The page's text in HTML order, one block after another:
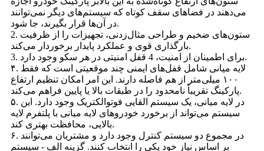
می‌دهند در فضاهای سقف کوتاه که سیستم‌های دیگر نمی‌توانند
در آن‌ها قرار بگیرند، جا شود.
2. ستون‌های ضخیم و طراحی مثال‌زدنی، تجهیزات را از ظرفیت
بارگذاری قوی و عملکرد پایدار برخوردار می‌کند.
3. برای اطمینان از امنیت، 4 قفل امنیتی در هر سکو وجود دارد.
۴. لایه میانی شامل قفل‌های ایمنی چند موقعیتی است که فقط
۱۰۰ میلی‌متر از هم فاصله دارند. این امر امکان تنظیم ارتفاع
پارکینگ تقریباً نامحدود را در طبقات بالا یا پایین فراهم می‌کند.
۵. در لایه میانی، یک سیستم القایی فوتوالکتریک وجود دارد. این
سیستم می‌تواند از برخورد خودروهای لایه میانی با پلتفرم لایه
بالایی، محافظت بهتری کند.
۶. در مجموع دو سیستم کنترل وجود دارد و مشتریان می‌توانند
بر اساس نیاز خود یکی را انتخاب کنند. گزینه الف - سیستم